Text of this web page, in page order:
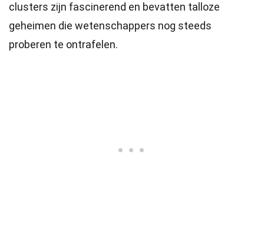
clusters zijn fascinerend en bevatten talloze
geheimen die wetenschappers nog steeds
proberen te ontrafelen.